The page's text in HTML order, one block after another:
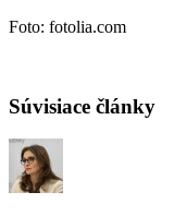
Foto: fotolia.com
Súvisiace články